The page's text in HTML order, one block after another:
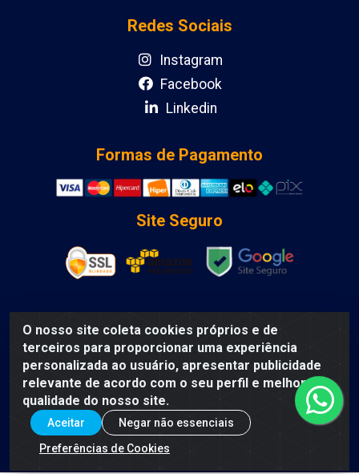
O nosso site coleta cookies próprios e de
terceiros para proporcionar uma experiência
personalizada ao usuário, apresentar publicidade
relevante de acordo com o seu perfil e melhorar a
qualidade do nosso site.
Aceitar
Negar não essenciais
Preferências de Cookies
Redes Sociais
Instagram
Facebook
Linkedin
Formas de Pagamento
Site Seguro
DCA DISTRIBUIDORA DE COSMETICOS LTDA - AV DEPUTADO
LUIS EDUARDO MAGALHAES, Humildes, Feira de Santana/BA
- CEP 44135-000 - CNPJ: 31.912.909/0001-40